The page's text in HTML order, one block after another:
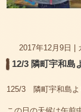
2017年12月9日
12/3 隣町宇和島
125/3 隣町宇和島よ